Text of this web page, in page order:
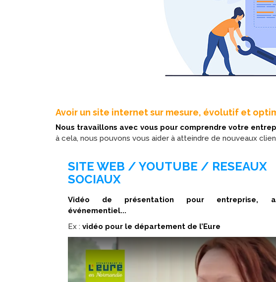
Avoir un site internet sur mesure, évolutif et
Nous travaillons avec vous pour comprendre votre
à cela, nous pouvons vous aider à atteindre de nouveaux
SITE WEB / YOUTUBE / RESEAUX
SOCIAUX
Vidéo de présentation pour entreprise,
événementiel...
Ex : vidéo pour le département de l’Eure